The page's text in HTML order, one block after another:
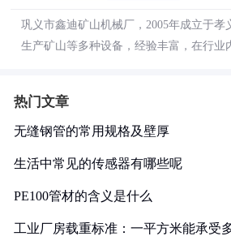
巩义市鑫迪矿山机械厂，2005年成立于孝
生产矿山等多种设备，经验丰富，在行业
热门文章
无缝钢管的常用规格及壁厚
生活中常见的传感器有哪些呢
PE100管材的含义是什么
工业厂房载重标准：一平方米能承受